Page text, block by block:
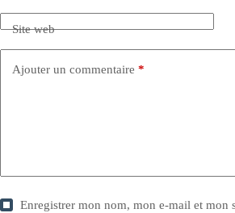
Site web
Ajouter un commentaire *
Enregistrer mon nom, mon e-mail et mon